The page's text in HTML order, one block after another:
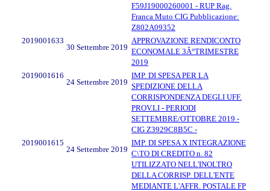
F59J19000260001 - RUP Rag.
Franca Muto CIG Pubblicazione:
Z802A09352
2019001633
30 Settembre 2019
APPROVAZIONE RENDICONTO
ECONOMALE 3Â°TRIMESTRE
2019
2019001616
24 Settembre 2019
IMP. DI SPESA PER LA
SPEDIZIONE DELLA
CORRISPONDENZA DEGLI UFF.
PROV.LI - PERIODI
SETTEMBRE/OTTOBRE 2019 -
CIG Z3929C8B5C -
2019001615
24 Settembre 2019
IMP. DI SPESA X INTEGRAZIONE
C\TO DI CREDITO n. 82
UTILIZZATO NELL'INOLTRO
DELLA CORRISP. DELL'ENTE
MEDIANTE L'AFFR. POSTALE FP